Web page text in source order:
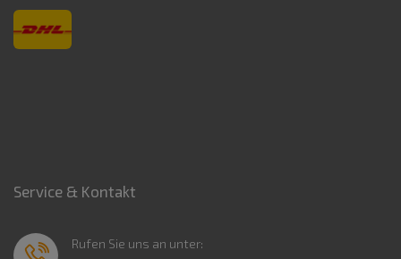
Service & Kontakt
Rufen Sie uns an unter: